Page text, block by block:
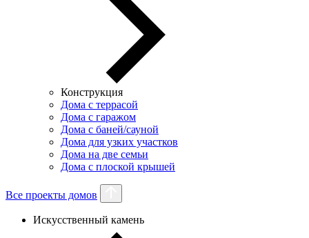
Конструкция
Дома с террасой
Дома с гаражом
Дома с баней/сауной
Дома для узких участков
Дома на две семьи
Дома с плоской крышей
Все проекты домов
Искусственный камень